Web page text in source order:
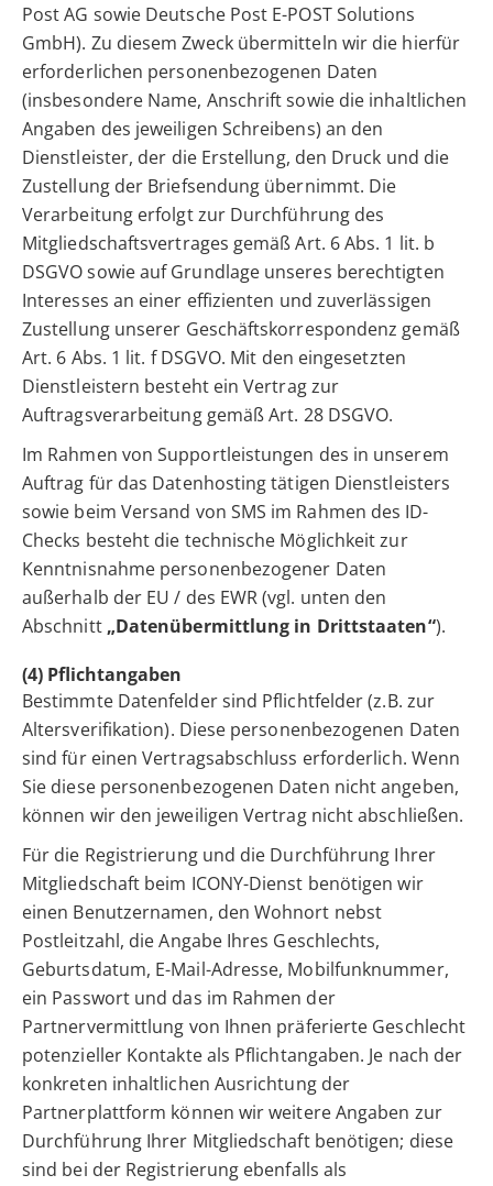
Post AG sowie Deutsche Post E-POST Solutions
GmbH). Zu diesem Zweck übermitteln wir die hierfür
erforderlichen personenbezogenen Daten
(insbesondere Name, Anschrift sowie die inhaltlichen
Angaben des jeweiligen Schreibens) an den
Dienstleister, der die Erstellung, den Druck und die
Zustellung der Briefsendung übernimmt. Die
Verarbeitung erfolgt zur Durchführung des
Mitgliedschaftsvertrages gemäß Art. 6 Abs. 1 lit. b
DSGVO sowie auf Grundlage unseres berechtigten
Interesses an einer effizienten und zuverlässigen
Zustellung unserer Geschäftskorrespondenz gemäß
Art. 6 Abs. 1 lit. f DSGVO. Mit den eingesetzten
Dienstleistern besteht ein Vertrag zur
Auftragsverarbeitung gemäß Art. 28 DSGVO.
Im Rahmen von Supportleistungen des in unserem
Auftrag für das Datenhosting tätigen Dienstleisters
sowie beim Versand von SMS im Rahmen des ID-
Checks besteht die technische Möglichkeit zur
Kenntnisnahme personenbezogener Daten
außerhalb der EU / des EWR (vgl. unten den
Abschnitt „Datenübermittlung in Drittstaaten“).
(4) Pflichtangaben
Bestimmte Datenfelder sind Pflichtfelder (z.B. zur
Altersverifikation). Diese personenbezogenen Daten
sind für einen Vertragsabschluss erforderlich. Wenn
Sie diese personenbezogenen Daten nicht angeben,
können wir den jeweiligen Vertrag nicht abschließen.
Für die Registrierung und die Durchführung Ihrer
Mitgliedschaft beim ICONY-Dienst benötigen wir
einen Benutzernamen, den Wohnort nebst
Postleitzahl, die Angabe Ihres Geschlechts,
Geburtsdatum, E-Mail-Adresse, Mobilfunknummer,
ein Passwort und das im Rahmen der
Partnervermittlung von Ihnen präferierte Geschlecht
potenzieller Kontakte als Pflichtangaben. Je nach der
konkreten inhaltlichen Ausrichtung der
Partnerplattform können wir weitere Angaben zur
Durchführung Ihrer Mitgliedschaft benötigen; diese
sind bei der Registrierung ebenfalls als